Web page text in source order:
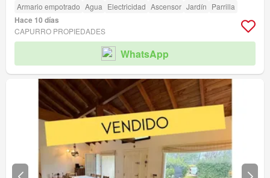
Armario empotrado Agua Electricidad Ascensor Jardín Parrilla
Hace 10 días
CAPURRO PROPIEDADES
WhatsApp